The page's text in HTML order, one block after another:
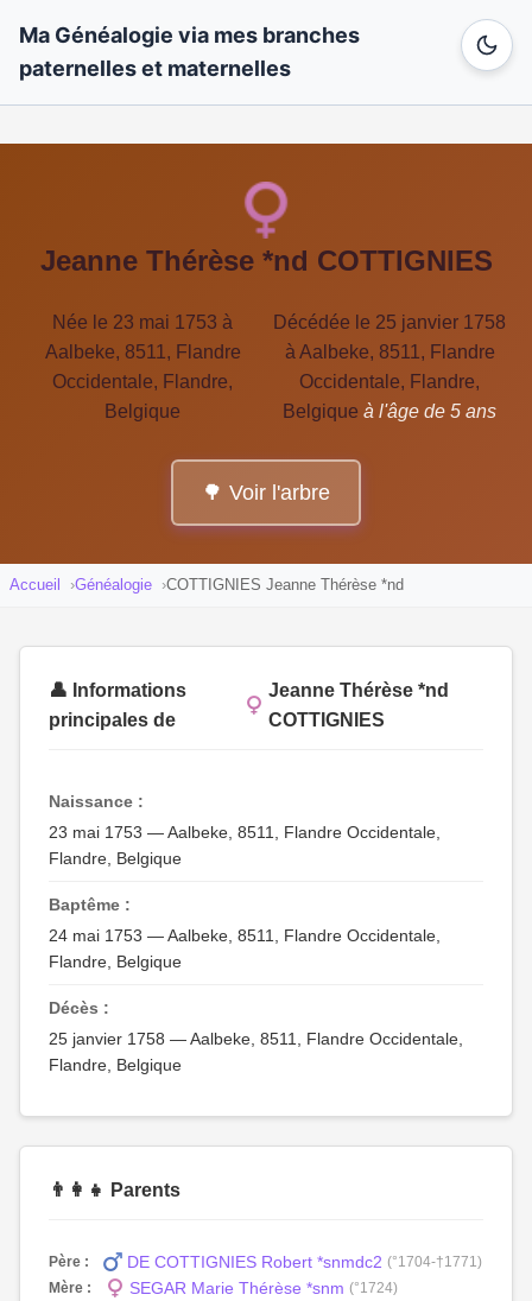
Ma Généalogie via mes branches
paternelles et maternelles
Jeanne Thérèse *nd COTTIGNIES
Née le 23 mai 1753 à
Aalbeke, 8511, Flandre
Occidentale, Flandre,
Belgique
Décédée le 25 janvier 1758
à Aalbeke, 8511, Flandre
Occidentale, Flandre,
Belgique à l'âge de 5 ans
🌳 Voir l'arbre
Accueil Généalogie COTTIGNIES Jeanne Thérèse *nd
👤 Informations
principales de
Jeanne Thérèse *nd
COTTIGNIES
Naissance :
23 mai 1753 — Aalbeke, 8511, Flandre Occidentale,
Flandre, Belgique
Baptême :
24 mai 1753 — Aalbeke, 8511, Flandre Occidentale,
Flandre, Belgique
Décès :
25 janvier 1758 — Aalbeke, 8511, Flandre Occidentale,
Flandre, Belgique
👨‍👩‍👧 Parents
Père : DE COTTIGNIES Robert *snmdc2 (°1704-†1771)
Mère :
SEGAR Marie Thérèse *snm (°1724)